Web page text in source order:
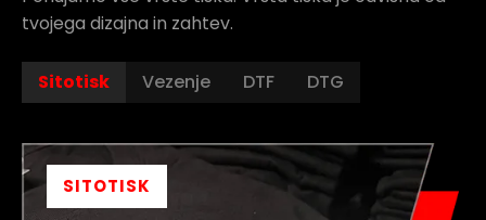
tvojega dizajna in zahtev.
Sitotisk Vezenje DTF DTG
SITOTISK